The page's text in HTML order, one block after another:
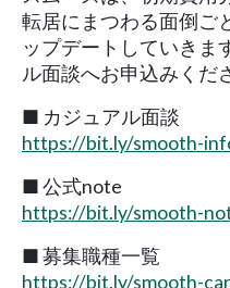
転居にまつわる面倒ご
ップデートしていきま
ル面談へお申込みくだ
■ カジュアル面談
https://bit.ly/smooth-
■ 公式note
https://bit.ly/smooth-
■ 募集職種一覧
https://bit.ly/smooth-